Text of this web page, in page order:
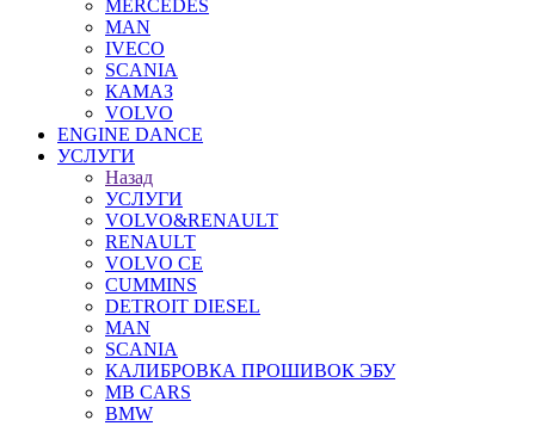
MERCEDES
MAN
IVECO
SCANIA
КАМАЗ
VOLVO
ENGINE DANCE
УСЛУГИ
Назад
УСЛУГИ
VOLVO&RENAULT
RENAULT
VOLVO CE
CUMMINS
DETROIT DIESEL
MAN
SCANIA
КАЛИБРОВКА ПРОШИВОК ЭБУ
MB CARS
BMW